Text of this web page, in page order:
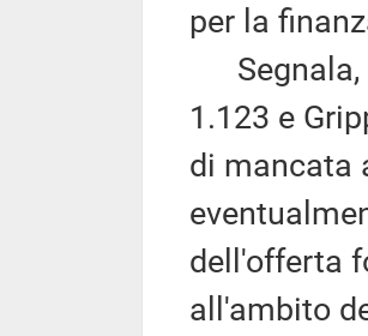
per la
Segnala,
1.123 e
di mancata
dell'offerta
all'ambito